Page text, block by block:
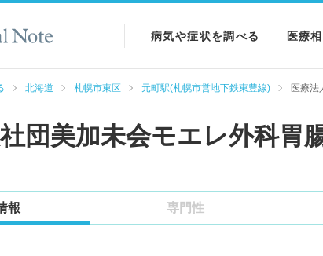
病気や症状を調べる 医療
北海道 札幌市東区 元町駅(札幌市営地下鉄東豊線) 医療法
団美加未会モエレ外科胃
報 専門性